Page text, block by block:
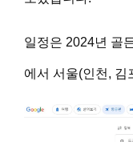
일정은 2024년 골
에서 서울(인천, 김